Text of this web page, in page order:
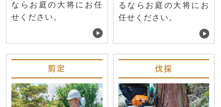
ならお庭の大将にお任
せください。
るならお庭の大将にお
任せください。
剪定 伐採